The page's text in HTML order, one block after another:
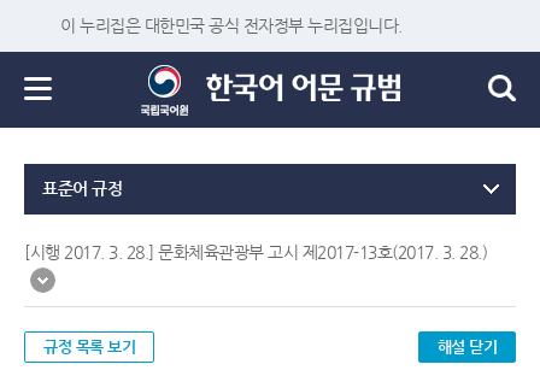
이 누리집은 대한민국 공식 전자정부 누리집입니다.
표준어 규정
[시행 2017. 3. 28.] 문화체육관광부 고시 제2017-13호(2017. 3. 28.)
규정 목록 보기 해설 닫기